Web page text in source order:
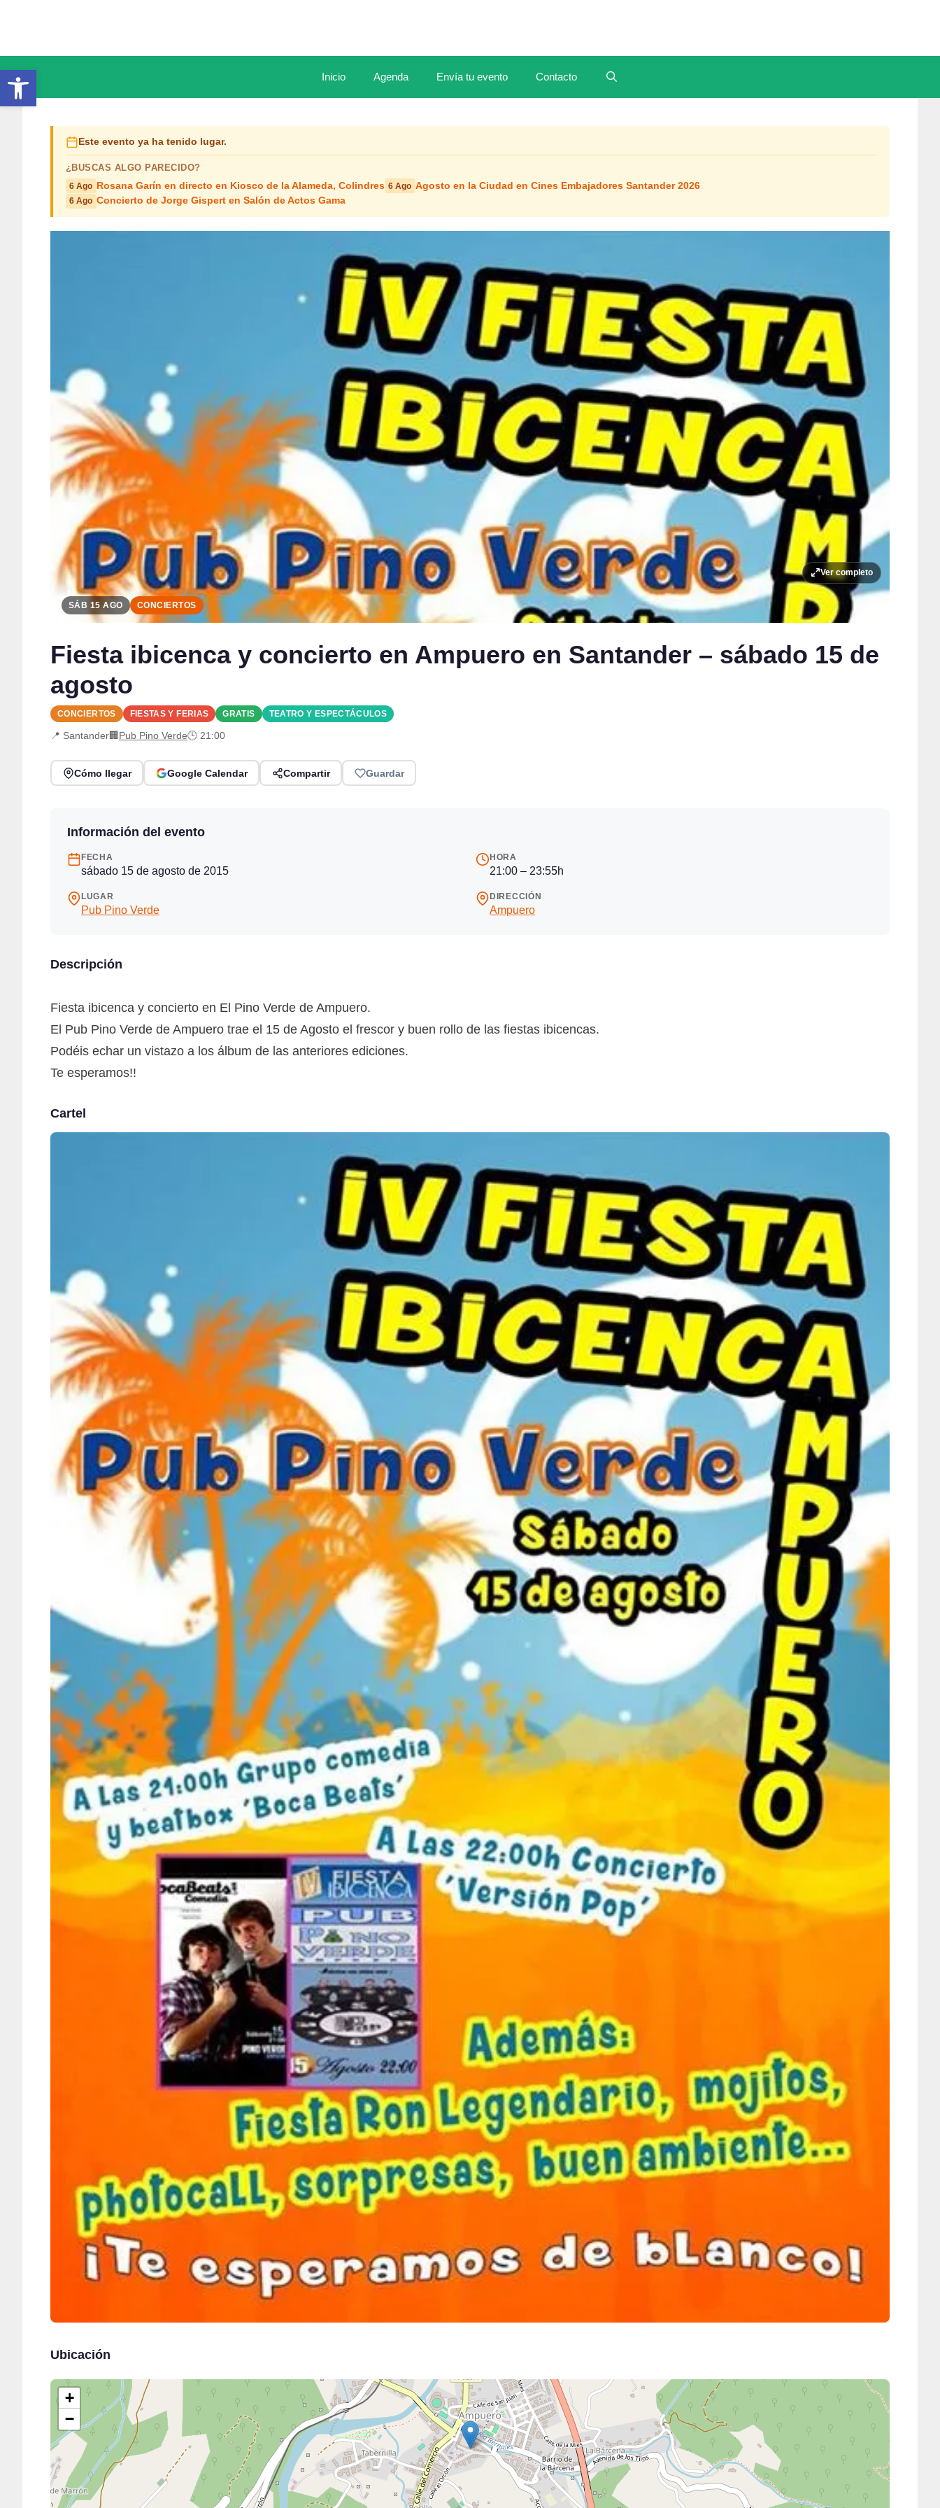
Abrir barra de herramientas Inicio Agenda Envía tu evento Contacto
Este evento ya ha tenido lugar.
¿BUSCAS ALGO PARECIDO?
6 Ago Rosana Garín en directo en Kiosco de la Alameda, Colindres 6 Ago Agosto en la Ciudad en Cines Embajadores Santander 2026
6 Ago Concierto de Jorge Gispert en Salón de Actos Gama
Ver completo
SÁB 15 AGO CONCIERTOS
Fiesta ibicenca y concierto en Ampuero en Santander – sábado 15 de
agosto
CONCIERTOS FIESTAS Y FERIAS GRATIS TEATRO Y ESPECTÁCULOS
📍 Santander🏢 Pub Pino Verde🕒 21:00
Cómo llegar Google Calendar Compartir Guardar
Información del evento
FECHA
sábado 15 de agosto de 2015
HORA
21:00 – 23:55h
LUGAR
Pub Pino Verde
DIRECCIÓN
Ampuero
Descripción
Fiesta ibicenca y concierto en El Pino Verde de Ampuero.
El Pub Pino Verde de Ampuero trae el 15 de Agosto el frescor y buen rollo de las fiestas ibicencas.
Podéis echar un vistazo a los álbum de las anteriores ediciones.
Te esperamos!!
Cartel
Ubicación
+
−